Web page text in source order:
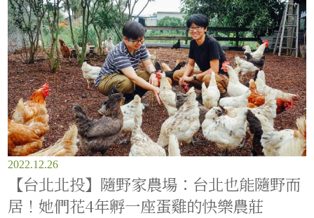
2022.12.26
【台北北投】隨野家農場：台北也能隨野而
居！她們花4年孵一座蛋雞的快樂農莊